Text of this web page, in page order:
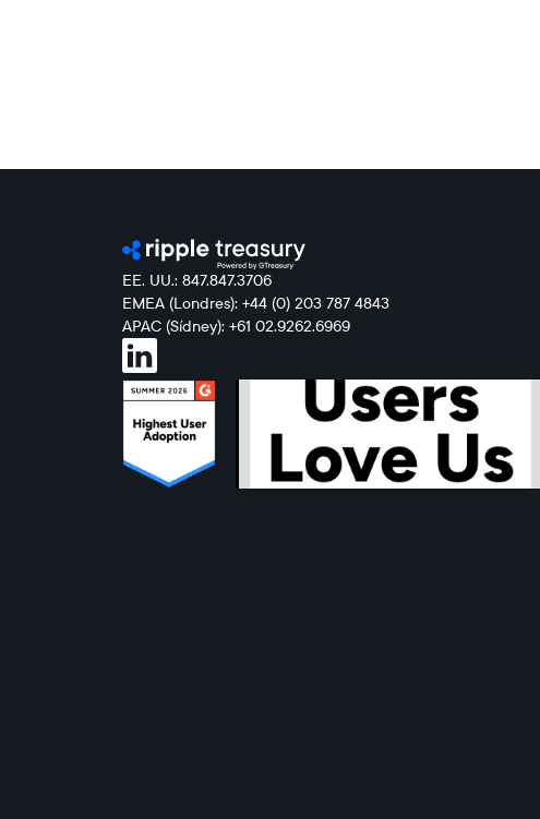
EE. UU.: 847.847.3706
EMEA (Londres): +44 (0) 203 787 4843
APAC (Sídney): +61 02.9262.6969